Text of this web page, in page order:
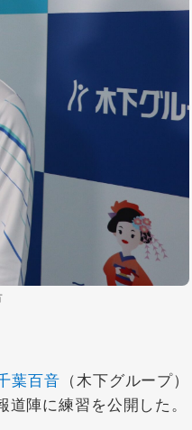
葉百音 （木下グループ）
陣に練習を公開した。